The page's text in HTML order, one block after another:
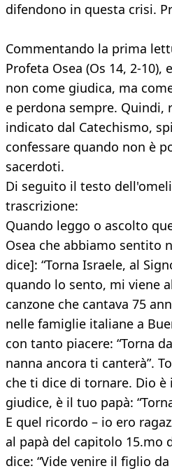
difendono in questa crisi.
Commentando la prima
Profeta Osea (Os 14, 2-10),
non come giudica, ma
e perdona sempre. Quindi,
indicato dal Catechismo,
confessare quando non è
sacerdoti.
Di seguito il testo
trascrizione:
Quando leggo o ascolto
Osea che abbiamo sentito
dice]: “Torna Israele, al
quando lo sento, mi viene
canzone che cantava 75
nelle famiglie italiane a
con tanto piacere: “Torna
nanna ancora ti canterà”.
che ti dice di tornare. Dio
giudice, è il tuo papà:
E quel ricordo – io ero
al papà del capitolo 15.mo
dice: “Vide venire il figlio